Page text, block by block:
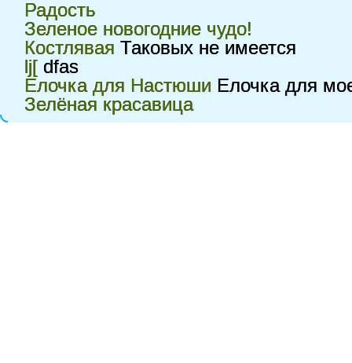
Радость
Зеленое новогодние чудо!
Костлявая Таковых не имеется
lj[ dfas
Елочка для Настюши Елочка для
Зелёная красавица